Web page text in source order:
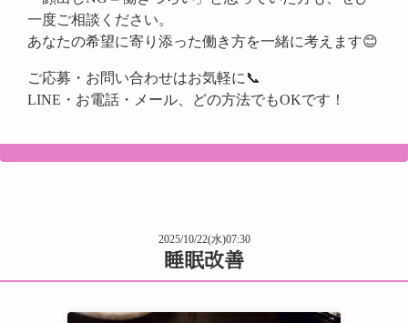
一度ご相談ください。
あなたの希望に寄り添った働き方を一緒に考えます😊
ご応募・お問い合わせはお気軽に📞
LINE・お電話・メール、どの方法でもOKです！
2025/10/22(水)07:30
睡眠改善